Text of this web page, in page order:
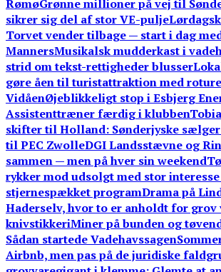
RømøGrønne millioner på vej til
sikrer sig del af stor VE-pulje
Torvet vender tilbage — start i dag
MannersMusikalsk mudderkast i
strid om tekst-rettigheder blusser
gøre åen til turistattraktion med
VidåenØjeblikkeligt stop i Esbjerg
Assistenttræner færdig i klubben
skifter til Holland: Sønderjyske
til PEC ZwolleDGI Landsstævne og
sammen — men på hver sin weekend
rykker mod udsolgt med stor
stjernespækket programDrama på
Haderselv, hvor to er anholdt for
knivstikkeriMiner på bunden og
Sådan startede Vadehavssagen
Airbnb, men pas på de juridiske